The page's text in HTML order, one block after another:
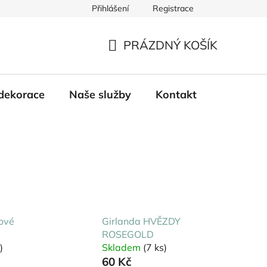
Přihlášení Registrace
KOŠÍK
PRÁZDNÝ KOŠÍK
Naše služby Kontakt
Girlanda HVĚZDY
ROSEGOLD
Skladem (7 ks)
60 Kč